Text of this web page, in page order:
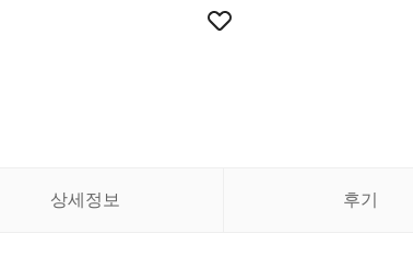
상세정보 후기